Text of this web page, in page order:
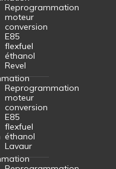
Reprogrammation
moteur
conversion
E85
flexfuel
éthanol
Revel
Reprogrammation
moteur
conversion
E85
flexfuel
éthanol
Lavaur